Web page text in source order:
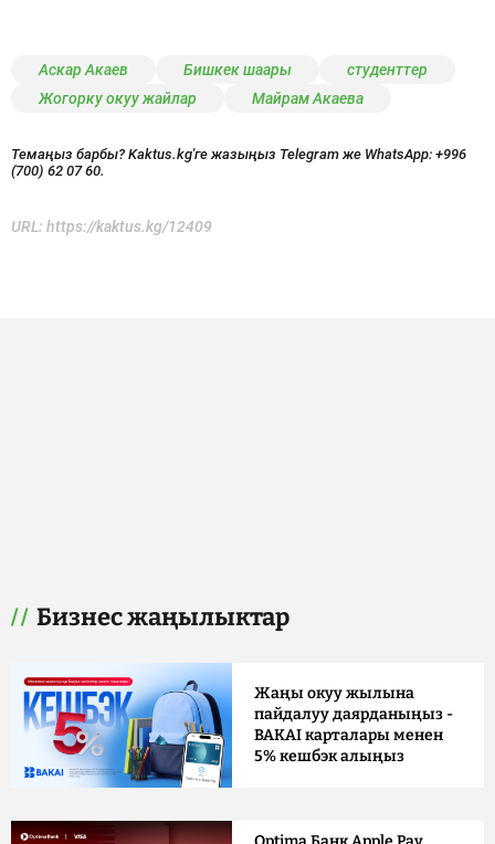
Аскар Акаев Бишкек шаары
студенттер
Жогорку окуу жайлар
Майрам Акаева
Темаңыз барбы? Kaktus.kg'ге жазыңыз Telegram же WhatsApp: +996
(700) 62 07 60.
URL: https://kaktus.kg/12409
Бизнес жаңылыктар
Жаңы окуу жылына
пайдалуу даярданыңыз -
BAKAI карталары менен
5% кешбэк алыңыз